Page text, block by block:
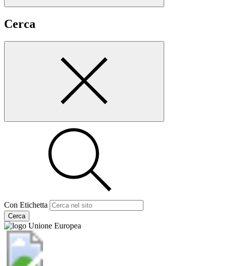
Cerca
Con Etichetta
Cerca